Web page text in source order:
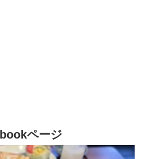
ページ